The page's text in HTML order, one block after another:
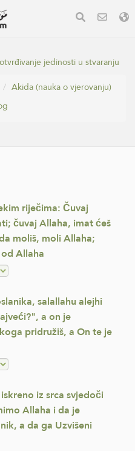
jedinosti u stvaranju
Akida (nauka o vjerovanju)
riječima: Čuvaj
čuvaj Allaha, imat ćeš
moliš, moli Allaha;
Allaha
salallahu alejhi
a on je
pridružiš, a On te je
iz srca svjedoči
Allaha i da je
a da ga Uzvišeni